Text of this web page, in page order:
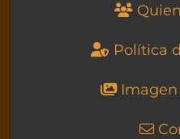
Política
Imagen